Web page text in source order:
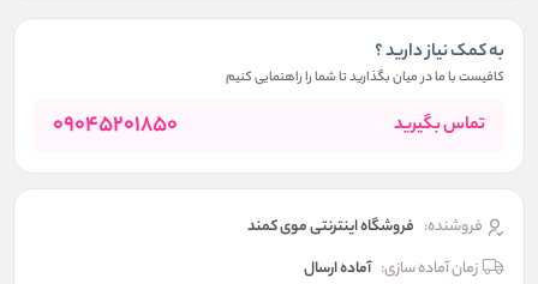
به کمک نیاز دارید ؟
کافیست با ما در میان بگذارید تا شما را راهنمایی کنیم
تماس بگیرید 09045201850
فروشنده: فروشگاه اینترنتی موی کمند
زمان آماده سازی: آماده ارسال